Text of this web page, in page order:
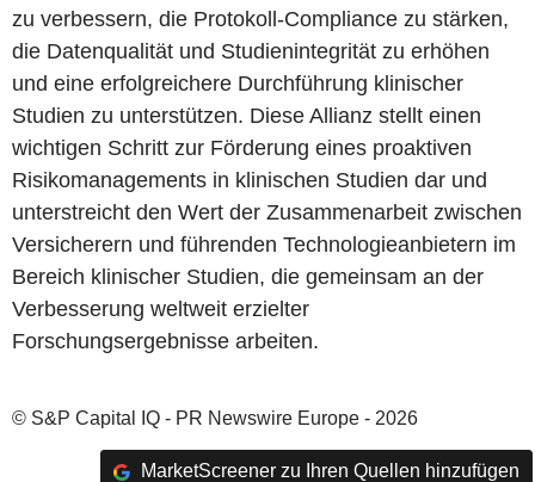
zu verbessern, die Protokoll-Compliance zu stärken,
die Datenqualität und Studienintegrität zu erhöhen
und eine erfolgreichere Durchführung klinischer
Studien zu unterstützen. Diese Allianz stellt einen
wichtigen Schritt zur Förderung eines proaktiven
Risikomanagements in klinischen Studien dar und
unterstreicht den Wert der Zusammenarbeit zwischen
Versicherern und führenden Technologieanbietern im
Bereich klinischer Studien, die gemeinsam an der
Verbesserung weltweit erzielter
Forschungsergebnisse arbeiten.
© S&P Capital IQ - PR Newswire Europe - 2026
MarketScreener zu Ihren Quellen hinzufügen